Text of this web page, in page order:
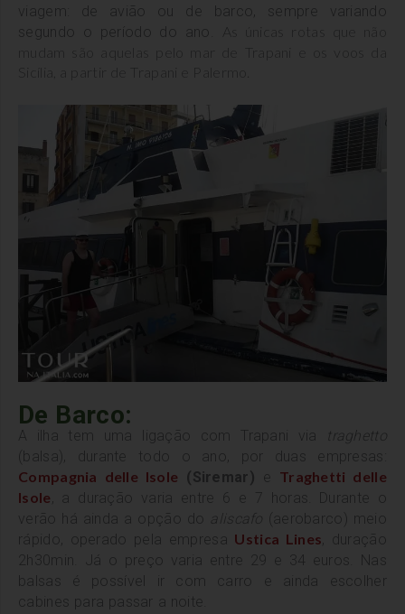
viagem: de avião ou de barco, sempre variando
segundo o período do ano.
mudam são aquelas pelo mar de Trapani e os voos da
Sicília, a partir de Trapani e Palermo.
De Barco:
A ilha tem uma ligação com Trapani via
traghetto
(balsa), durante todo o ano, por duas empresas:
Compagnia delle Isole (Siremar) e Traghetti delle
Isole, a duração varia entre 6 e 7 horas.
Durante o
verão há ainda a opção do aliscafo
(aerobarco) meio
rápido, operado pela empresa Ustica Lines, duração
2h30min. Já o preço varia entre 29 e 34 euros. Nas
balsas é possível ir com carro e ainda escolher
cabines para passar a noite.